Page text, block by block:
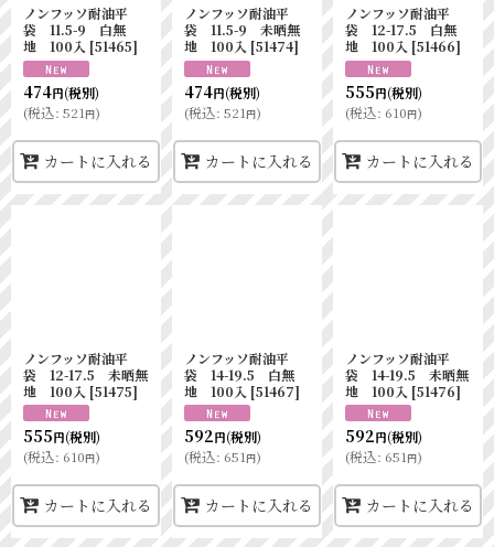
ノンフッソ耐油平
袋 11.5-9 白無
地 100入 [51465]
474円(税別)
(税込: 521円)
カートに入れる
ノンフッソ耐油平
袋 11.5-9 未晒無
地 100入 [51474]
474円(税別)
(税込: 521円)
カートに入れる
ノンフッソ耐油平
袋 12-17.5 白無
地 100入 [51466]
555円(税別)
(税込: 610円)
カートに入れる
ノンフッソ耐油平
袋 12-17.5 未晒無
地 100入 [51475]
555円(税別)
(税込: 610円)
カートに入れる
ノンフッソ耐油平
袋 14-19.5 白無
地 100入 [51467]
592円(税別)
(税込: 651円)
カートに入れる
ノンフッソ耐油平
袋 14-19.5 未晒無
地 100入 [51476]
592円(税別)
(税込: 651円)
カートに入れる